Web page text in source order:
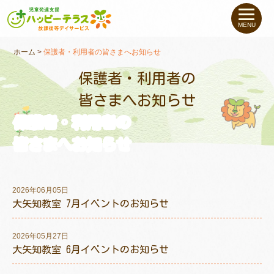
私たちについて
未就学のお子さま（０〜６才）
小学生〜高校生の お子さま
支援事例
教室一覧
ご利用について
MENU
ホーム >保護者・利用者の皆さまへお知らせ
保護者・利用者の
皆さまへお知らせ
保護者・利用者の
皆さまへお知らせ
2026年06月05日
大矢知教室 7月イベントのお知らせ
2026年05月27日
大矢知教室 6月イベントのお知らせ